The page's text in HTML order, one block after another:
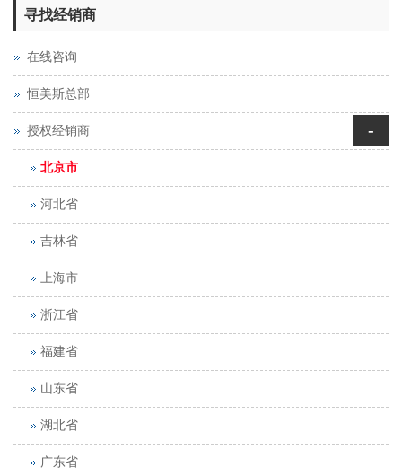
寻找经销商
在线咨询
恒美斯总部
授权经销商 -
北京市
河北省
吉林省
上海市
浙江省
福建省
山东省
湖北省
广东省